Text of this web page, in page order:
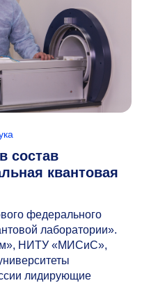
состав
квантовая
федерального
лаборатории».
НИТУ «МИСиС»,
лидирующие